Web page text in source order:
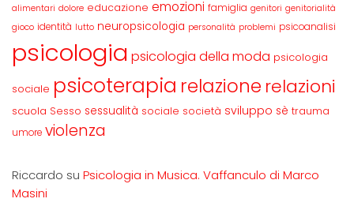
alimentari dolore educazione emozioni famiglia genitori genitorialità
gioco identità lutto neuropsicologia personalità problemi psicoanalisi
psicologia psicologia della moda psicologia
sociale psicoterapia relazione relazioni
scuola Sesso sessualità sociale società sviluppo sè trauma
umore violenza
Riccardo su Psicologia in Musica. Vaffanculo di Marco
Masini